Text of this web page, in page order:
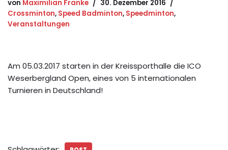
von Maximilian Franke
30. Dezember 2016
Crossminton, Speed Badminton, Speedminton,
Veranstaltungen
Am 05.03.2017 starten in der Kreissporthalle die ICO
Weserbergland Open, eines von 5 internationalen
Turnieren in Deutschland!